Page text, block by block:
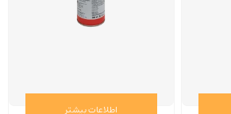
اطلاعات بیشتر